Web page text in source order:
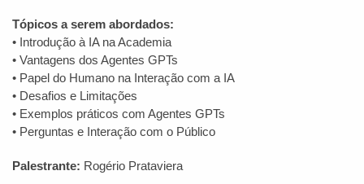
Tópicos a serem abordados:
• Introdução à IA na Academia
• Vantagens dos Agentes GPTs
• Papel do Humano na Interação com a IA
• Desafios e Limitações
• Exemplos práticos com Agentes GPTs
• Perguntas e Interação com o Público
Palestrante: Rogério Prataviera